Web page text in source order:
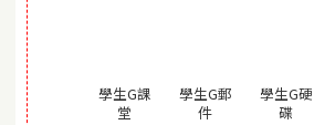
學生G課
堂
學生G郵
件(另開視窗)
學生G硬
碟(另